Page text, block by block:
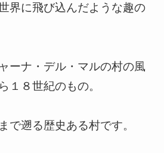
界に飛び込んだような趣の
ーナ・デル・マルの村の風
１８世紀のもの。
で遡る歴史ある村です。